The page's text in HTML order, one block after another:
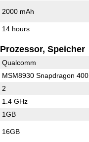
2000 mAh
14 hours
Prozessor, Speicher
Qualcomm
MSM8930 Snapdragon 400
2
1.4 GHz
1GB
16GB